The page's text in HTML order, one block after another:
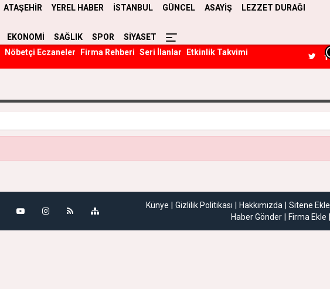
ATAŞEHİR YEREL HABER İSTANBUL GÜNCEL ASAYİŞ LEZZET DURAĞI
EKONOMİ SAĞLIK SPOR
SİYASET
Nöbetçi Eczaneler Firma Rehberi Seri İlanlar
Etkinlik Takvimi
Künye Gizlilik Politikası Hakkımızda Sitene Ekle
Haber Gönder
Firma Ekle